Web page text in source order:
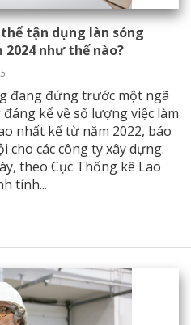
tận dụng làn sóng
như thế nào?
đang đứng trước một ngã
kể về số lượng việc làm
nhất kể từ năm 2022, báo
cho các công ty xây dựng.
theo Cục Thống kê Lao
tính...